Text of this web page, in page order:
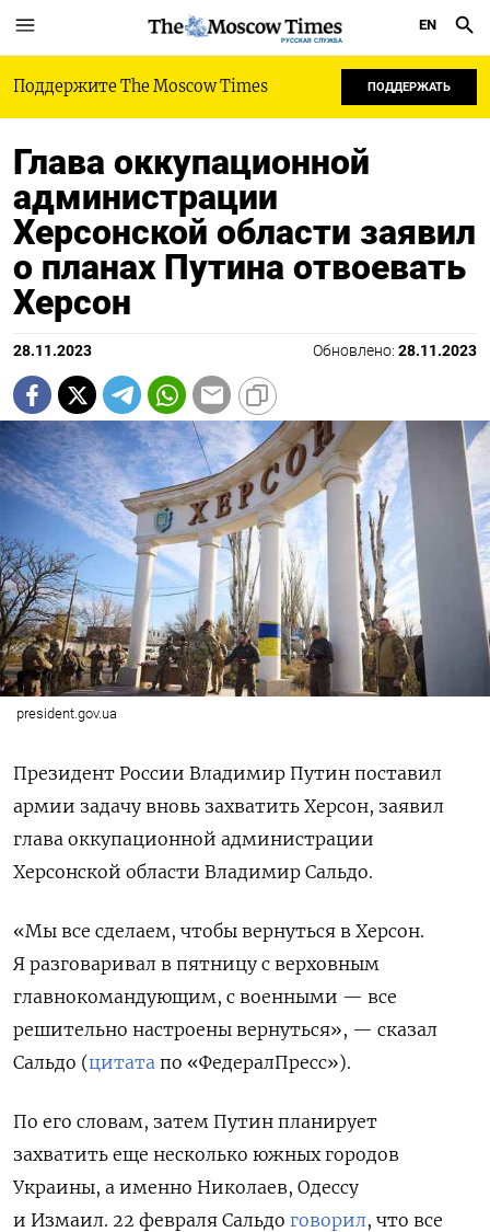
РУССКАЯ СЛУЖБА
EN
Поддержите The Moscow Times ПОДДЕРЖАТЬ
Глава оккупационной
администрации
Херсонской области заявил
о планах Путина отвоевать
Херсон
28.11.2023 Обновлено: 28.11.2023
president.gov.ua
Президент России Владимир Путин поставил
армии задачу вновь захватить Херсон, заявил
глава оккупационной администрации
Херсонской области Владимир Сальдо.
«Мы все сделаем, чтобы вернуться в Херсон.
Я разговаривал в пятницу с верховным
главнокомандующим, с военными — все
решительно настроены вернуться», — сказал
Сальдо (цитата по «ФедералПресс»).
По его словам, затем Путин планирует
захватить еще несколько южных городов
Украины, а именно Николаев, Одессу
и Измаил. 22 февраля Сальдо говорил, что все